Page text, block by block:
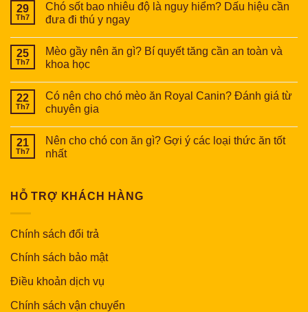
29
Th7
Chó sốt bao nhiêu độ là nguy hiểm? Dấu hiệu cần
đưa đi thú y ngay
25
Th7
Mèo gầy nên ăn gì? Bí quyết tăng cần an toàn và
khoa học
22
Th7
Có nên cho chó mèo ăn Royal Canin? Đánh giá từ
chuyên gia
21
Th7
Nên cho chó con ăn gì? Gợi ý các loại thức ăn tốt
nhất
HỖ TRỢ KHÁCH HÀNG
Chính sách đổi trả
Chính sách bảo mật
Điều khoản dịch vụ
Chính sách vận chuyển